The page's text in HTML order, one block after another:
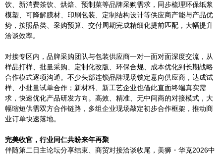
饮、新消费茶饮、烘焙、预制菜等品牌采购需求，同步梳理环保纸浆
模塑、可降解膜材、印刷包装、定制结构设计等供应商产能与产品优
势，按照品类、采购预算、交付周期完成精细化提前匹配，大幅提升
洽谈效率。
对接专区内，品牌采购团队与包装供应商一对一面对面深度交流，从
样品打样、批量采购、定制化改版、环保合规、成本优化到长期战略
合作模式逐项沟通。不少头部连锁品牌现场锁定意向供应商，达成试
样、小批量试单合作；新材料、新工艺企业也借此直面终端真实需
求，快速优化产品研发方向。高效、精准、无中间商的对接模式，大
幅缩短供需双方合作链路，多组企业现场敲定初步合作框架，推动商
业订单快速落地。
完美收官，行业同仁共盼来年再聚
伴随第二日主论坛分享结束、商贸对接洽谈收尾，美狮・华克2026中